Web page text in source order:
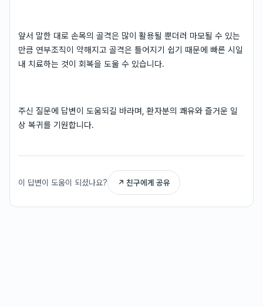
앞서 말한 대로 손목의 골격은 많이 활용될 뿐더러 마모될 수 있는
만큼 연부조직이 약해지고 골격은 틀어지기 쉽기 때문에 빠른 시일
내 치료하는 것이 회복을 도울 수 있습니다.
주신 질문에 답변이 도움되길 바라며, 환자분의 쾌유와 즐거운 일
상 복귀를 기원합니다.
이 답변이 도움이 되셨나요? ↗ 친구에게 공유